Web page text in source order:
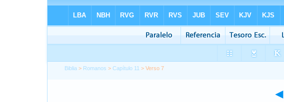
Biblia > Romanos >Capítulo 11 > Verso 7
◄